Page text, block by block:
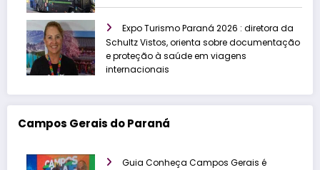
Expo Turismo Paraná 2026 : diretora da
Schultz Vistos, orienta sobre documentação
e proteção à saúde em viagens
internacionais
Campos Gerais do Paraná
Guia Conheça Campos Gerais é